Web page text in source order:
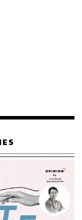
วลเนสยังสะท้อนถึง
ย การนอนหลับอย่าง
การดูแลสุขภาพจิต
งยืน